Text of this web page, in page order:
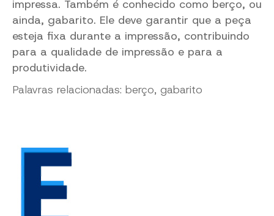
impressa. Também é conhecido como berço, ou
ainda, gabarito. Ele deve garantir que a peça
esteja fixa durante a impressão, contribuindo
para a qualidade de impressão e para a
produtividade.
Palavras relacionadas: berço, gabarito